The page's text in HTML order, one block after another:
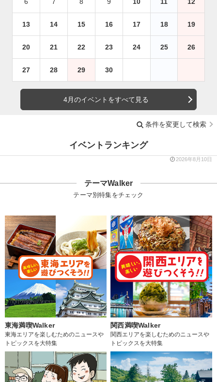
13 14 15 16 17 18 19
20 21 22 23 24 25 26
27 28 29 30
4月のイベントをすべて見る
条件を変更して検索
イベントランキング
2026年8月10日
テーマWalker
テーマ別特集をチェック
東海満喫Walker
東海エリアを楽しむためのニュースや
トピックスを大特集
関西満喫Walker
関西エリアを楽しむためのニュースや
トピックスを大特集